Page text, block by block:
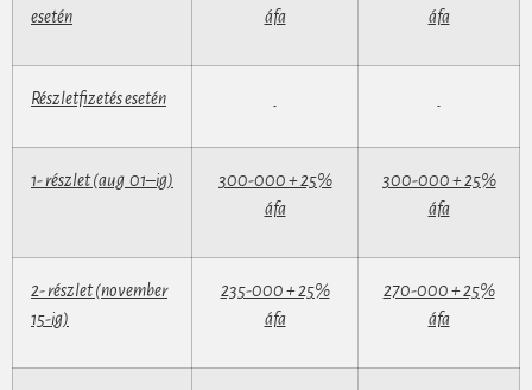
esetén
áfa
áfa
Részletfizetés esetén
1- részlet (aug 01–ig)
300-000 + 25%
áfa
300-000 + 25%
áfa
2- részlet (november
15-ig)
235-000 + 25%
áfa
270-000 + 25%
áfa